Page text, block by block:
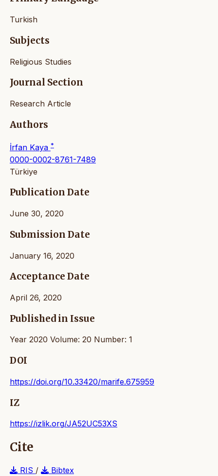
Turkish
Subjects
Religious Studies
Journal Section
Research Article
Authors
İrfan Kaya *
0000-0002-8761-7489
Türkiye
Publication Date
June 30, 2020
Submission Date
January 16, 2020
Acceptance Date
April 26, 2020
Published in Issue
Year 2020 Volume: 20 Number: 1
DOI
https://doi.org/10.33420/marife.675959
IZ
https://izlik.org/JA52UC53XS
Cite
RIS /
Bibtex